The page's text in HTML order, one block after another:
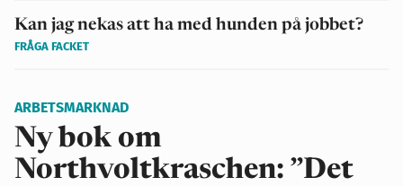
Kan jag nekas att ha med hunden på jobbet?
FRÅGA FACKET
ARBETSMARKNAD
Ny bok om
Northvoltkraschen: ”Det